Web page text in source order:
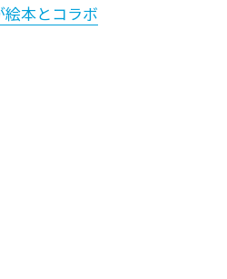
本とコラボ